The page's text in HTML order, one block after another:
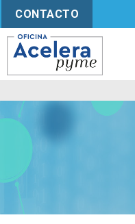
CONTACTO